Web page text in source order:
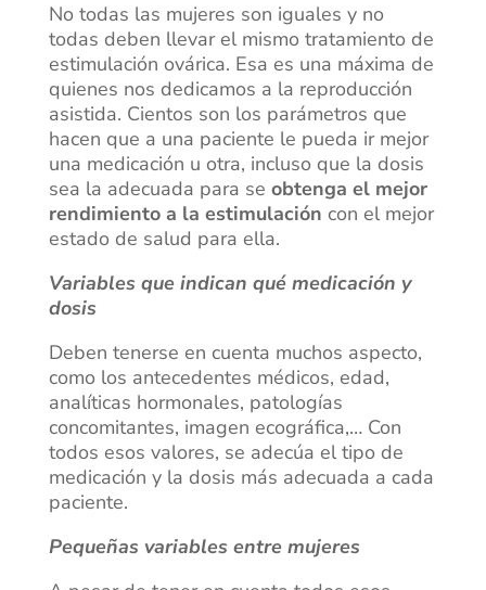
No todas las mujeres son iguales y no
todas deben llevar el mismo tratamiento de
estimulación ovárica. Esa es una máxima de
quienes nos dedicamos a la reproducción
asistida. Cientos son los parámetros que
hacen que a una paciente le pueda ir mejor
una medicación u otra, incluso que la dosis
sea la adecuada para se obtenga el mejor
rendimiento a la estimulación con el mejor
estado de salud para ella.
Variables que indican qué medicación y
dosis
Deben tenerse en cuenta muchos aspecto,
como los antecedentes médicos, edad,
analíticas hormonales, patologías
concomitantes, imagen ecográfica,… Con
todos esos valores, se adecúa el tipo de
medicación y la dosis más adecuada a cada
paciente.
Pequeñas variables entre mujeres